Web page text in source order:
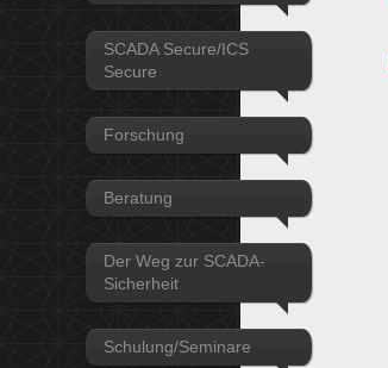
SCADA Secure/ICS
Secure
Forschung
Beratung
Der Weg zur SCADA-
Sicherheit
Schulung/Seminare